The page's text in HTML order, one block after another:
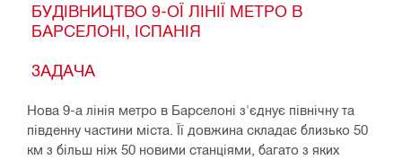
БУДІВНИЦТВО 9-ОЇ ЛІНІЇ МЕТРО В
БАРСЕЛОНІ, ІСПАНІЯ
ЗАДАЧА
Нова 9-а лінія метро в Барселоні з'єднує північну та
південну частини міста. Її довжина складає близько 50
км з більш ніж 50 новими станціями, багато з яких